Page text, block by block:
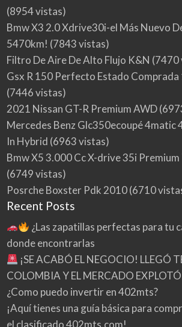
(8954 vistas)
Bmw X3 2.0 Xdrive30i-el Más Nuevo
5470km! (7843 vistas)
Filtro De Aire De Alto Flujo K&N (7470
Gsx R 150 Perfecto Estado
(7446 vistas)
2021 Nissan GT-R Premium AWD
Mercedes Benz Glc350ecoupé 4matic
In Hybrid (6963 vistas)
Bmw X5 3.000 Cc X-drive 35i
(6749 vistas)
Posrche Boxster Pdk 2010(6710
Recent Posts
¿Las zapatillas perfectas para tu
donde encontrarlas
¡SE ACABÓ EL NEGOCIO! LLEGÓ
COLOMBIA Y EL MERCADO EXPLOTÓ
¿Como puedo invertir en 402mts?
¡Aquí tienes una guía básica para
el clasificado 402mts.com!